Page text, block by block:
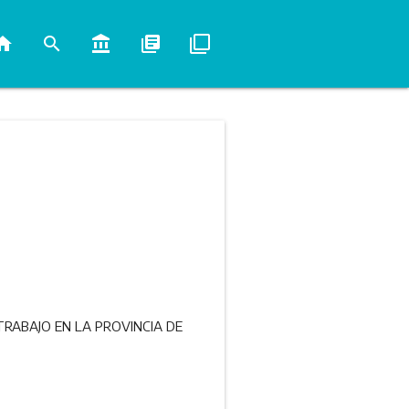
search account_balance library_books filter_none
EN LA PROVINCIA DE